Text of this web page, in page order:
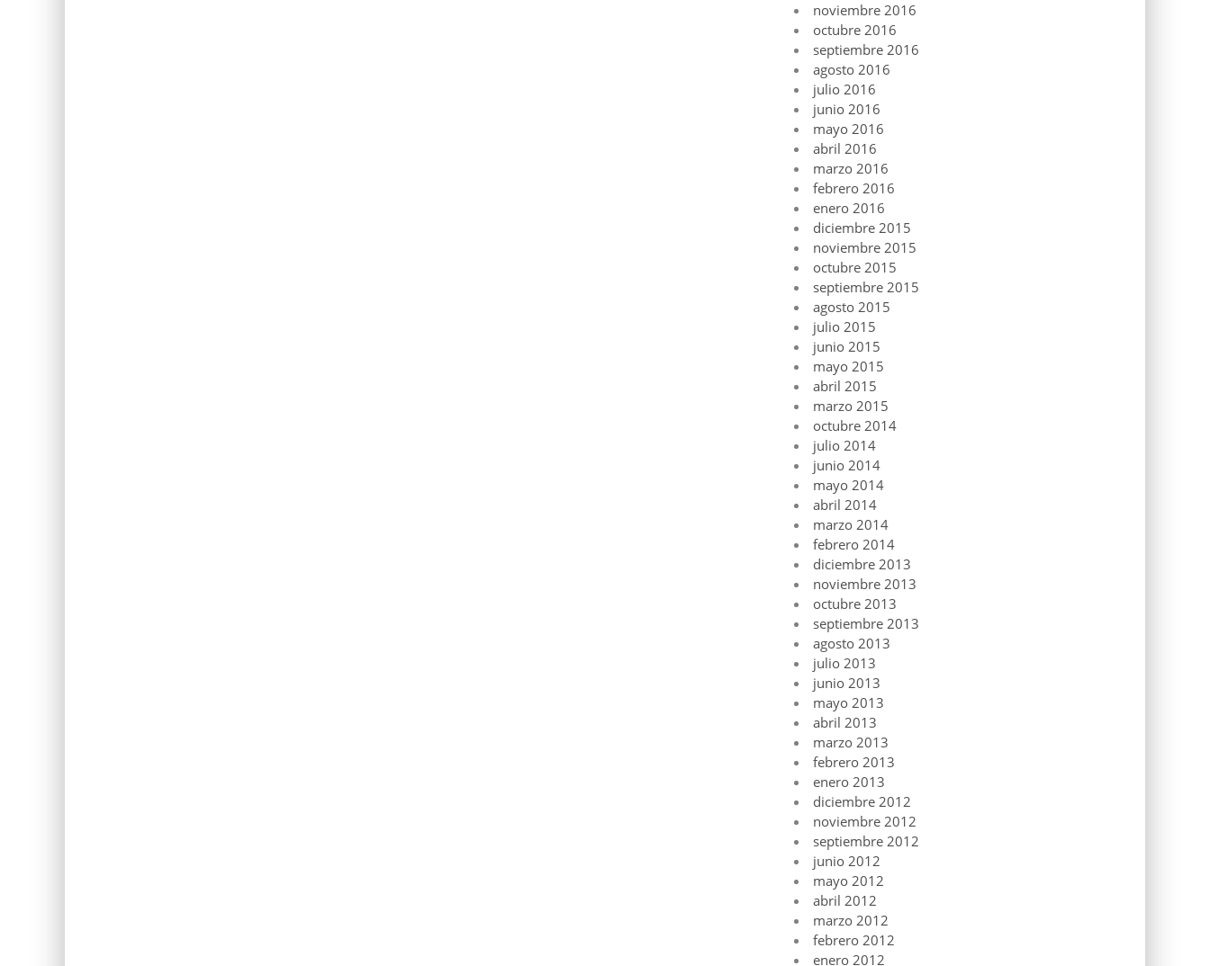
noviembre 2016
octubre 2016
septiembre 2016
agosto 2016
julio 2016
junio 2016
mayo 2016
abril 2016
marzo 2016
febrero 2016
enero 2016
diciembre 2015
noviembre 2015
octubre 2015
septiembre 2015
agosto 2015
julio 2015
junio 2015
mayo 2015
abril 2015
marzo 2015
octubre 2014
julio 2014
junio 2014
mayo 2014
abril 2014
marzo 2014
febrero 2014
diciembre 2013
noviembre 2013
octubre 2013
septiembre 2013
agosto 2013
julio 2013
junio 2013
mayo 2013
abril 2013
marzo 2013
febrero 2013
enero 2013
diciembre 2012
noviembre 2012
septiembre 2012
junio 2012
mayo 2012
abril 2012
marzo 2012
febrero 2012
enero 2012